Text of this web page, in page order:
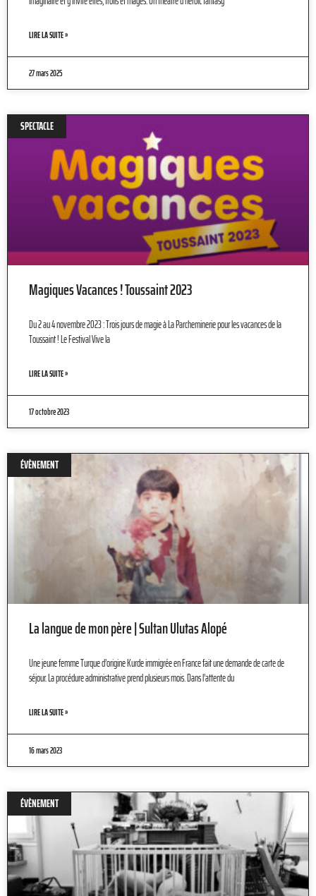
LIRE LA SUITE »
27 mars 2025
SPECTACLE
Magiques Vacances ! Toussaint 2023
Du 2 au 4 novembre 2023 : Trois jours de magie à La Parcheminerie pour les vacances de la
Toussaint ! Le Festival Vive la
LIRE LA SUITE »
17 octobre 2023
ÉVÈNEMENT
La langue de mon père | Sultan Ulutas Alopé
Une jeune femme Turque d’origine Kurde immigrée en France fait une demande de carte de
séjour. La procédure administrative prend plusieurs mois. Dans l’attente du
LIRE LA SUITE »
16 mars 2023
ÉVÈNEMENT